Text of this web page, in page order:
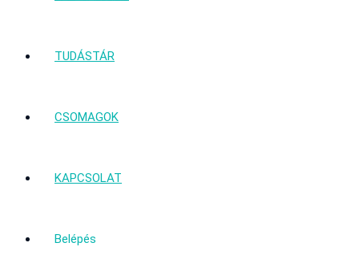
TUDÁSTÁR
CSOMAGOK
KAPCSOLAT
Belépés